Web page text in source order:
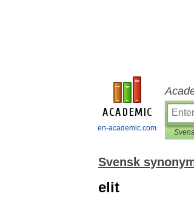
en-academic.com
Svensk
elit